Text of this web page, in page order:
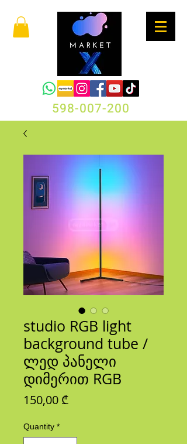
598-007-200
studio RGB light
background tube /
ლედ პანელი
დიმერით RGB
150,00 ₾Price
Quantity *